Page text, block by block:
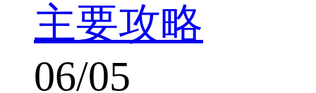
主要攻略
06/05